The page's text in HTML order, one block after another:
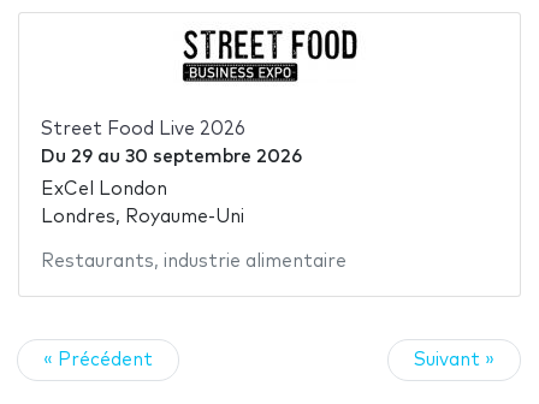
Street Food Live 2026
Du 29au 30 septembre 2026
ExCel London
Londres, Royaume-Uni
Restaurants, industrie alimentaire
« Précédent Suivant »